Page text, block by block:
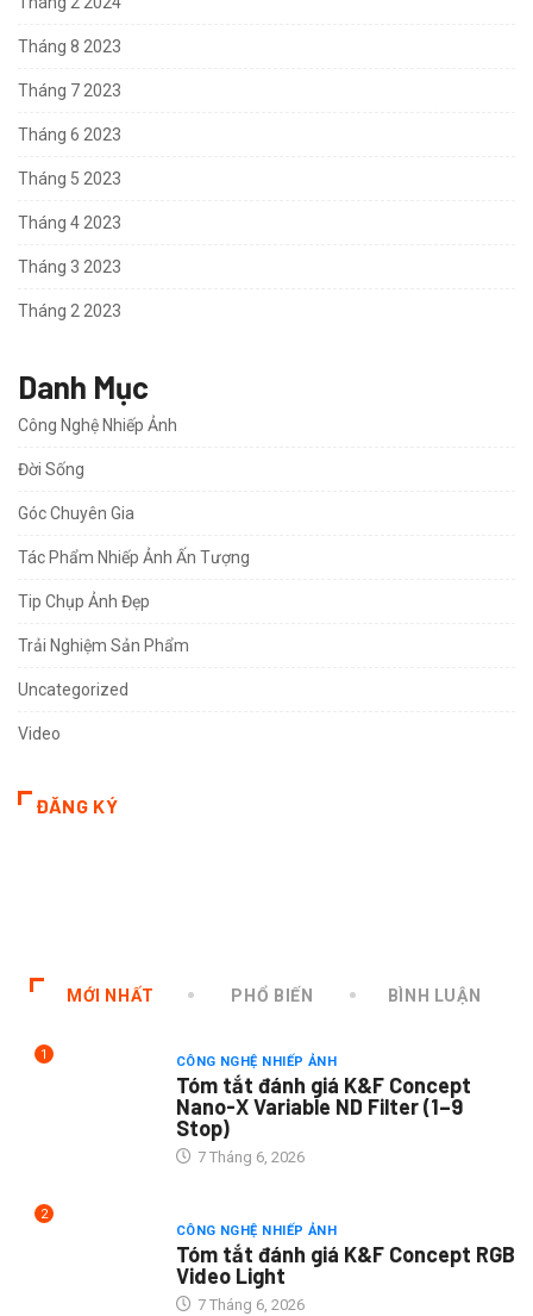
Tháng 8 2023
Tháng 7 2023
Tháng 6 2023
Tháng 5 2023
Tháng 4 2023
Tháng 3 2023
Tháng 2 2023
Danh Mục
Công Nghệ Nhiếp Ảnh
Đời Sống
Góc Chuyên Gia
Tác Phẩm Nhiếp Ảnh Ấn Tượng
Tip Chụp Ảnh Đẹp
Trải Nghiệm Sản Phẩm
Uncategorized
Video
ĐĂNG KÝ
MỚI NHẤT PHỔ BIẾN BÌNH LUẬN
1 CÔNG NGHỆ NHIẾP ẢNH
Tóm tắt đánh giá K&F Concept
Nano-X Variable ND Filter (1–9
Stop)
7 Tháng 6, 2026
2
CÔNG NGHỆ NHIẾP ẢNH
Tóm tắt đánh giá K&F Concept RGB
Video Light
7 Tháng 6, 2026